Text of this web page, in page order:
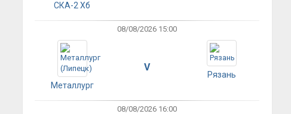
СКА-2 Хб
08/08/2026 15:00
Металлург
V
Рязань
08/08/2026 16:00